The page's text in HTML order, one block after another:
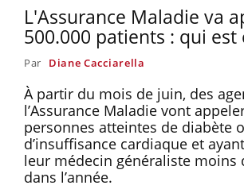
L'Assurance Maladie va
500.000 patients : qui est
Par Diane Cacciarella
À partir du mois de juin, des
l’Assurance Maladie vont
personnes atteintes de diabète
d’insuffisance cardiaque et
leur médecin généraliste moins
dans l’année.